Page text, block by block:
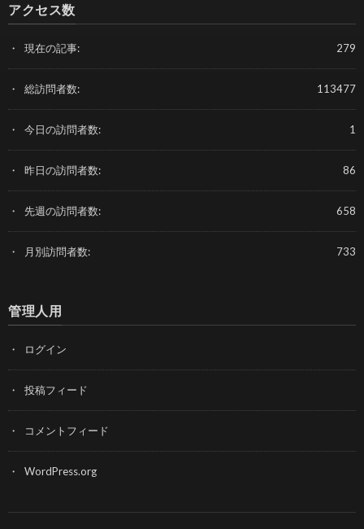
アクセス数
279
現在の記事:
113477
総訪問者数:
1
今日の訪問者数:
86
昨日の訪問者数:
658
先週の訪問者数:
733
月別訪問者数:
管理人用
ログイン
投稿フィード
コメントフィード
WordPress.org